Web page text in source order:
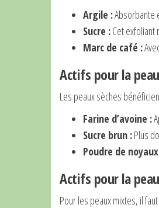
Argile :Absorbante
Sucre :Cet
Marc de café :
Actifs pour la
Les peaux sèches
Farine d’avoine :
Sucre brun :Plus
Poudre de
Actifs pour la
Pour les peaux mixtes, il